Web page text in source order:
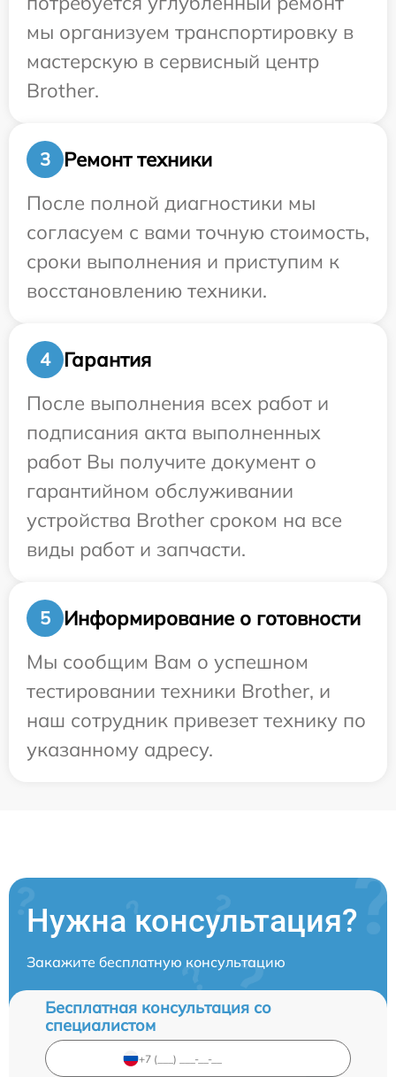
мы организуем транспортировку в
мастерскую в сервисный центр
Brother.
3
Ремонт техники
После полной диагностики мы
согласуем с вами точную стоимость,
сроки выполнения и приступим к
восстановлению техники.
4
Гарантия
После выполнения всех работ и
подписания акта выполненных
работ Вы получите документ о
гарантийном обслуживании
устройства Brother сроком на все
виды работ и запчасти.
5
Информирование о готовности
Мы сообщим Вам о успешном
тестировании техники Brother, и
наш сотрудник привезет технику по
указанному адресу.
Нужна консультация?
Закажите бесплатную консультацию
Бесплатная консультация со
специалистом